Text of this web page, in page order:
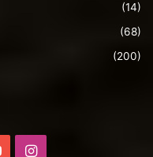
(14)
(68)
(200)
YouTubeInstagram